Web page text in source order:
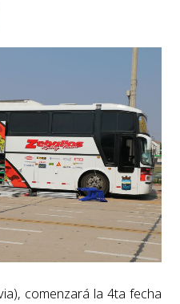
comenzará la 4ta fecha